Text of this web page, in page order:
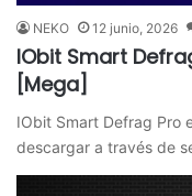
NEKO 12 junio, 2026
IObit Smart
[Mega]
IObit Smart Defrag Pro
descargar a través de